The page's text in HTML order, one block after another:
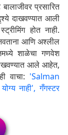
प्रसारित
दाखवण्यात आली
होत नाही.
आणि अश्लील
शाळेचा गणवेश
आले आहेत,
वाचा: 'Salman
नाही', गँगस्टर
कोणतेही
न्यायालयाचा